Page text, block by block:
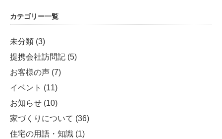
カテゴリー一覧
未分類 (3)
提携会社訪問記 (5)
お客様の声 (7)
イベント (11)
お知らせ (10)
家づくりについて (36)
住宅の用語・知識 (1)